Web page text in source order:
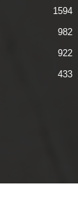
1594
982
922
433